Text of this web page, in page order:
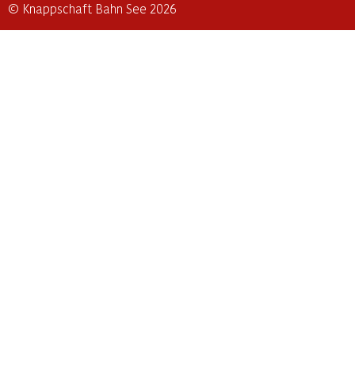
© Knappschaft Bahn See 2026